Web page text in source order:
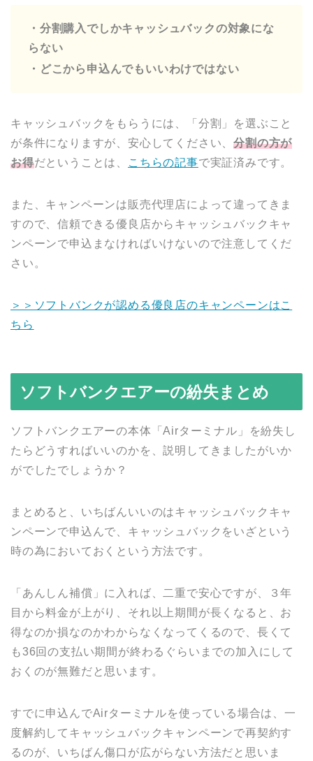
・分割購入でしかキャッシュバックの対象にな
らない
・どこから申込んでもいいわけではない
キャッシュバックをもらうには、「分割」を選ぶこと
が条件になりますが、安心してください、分割の方が
お得だということは、 こちらの記事で実証済みです。
また、キャンペーンは販売代理店によって違ってきま
すので、信頼できる優良店からキャッシュバックキャ
ンペーンで申込まなければいけないので注意してくだ
さい。
＞＞ソフトバンクが認める優良店のキャンペーンはこ
ちら
ソフトバンクエアーの紛失まとめ
ソフトバンクエアーの本体「Airターミナル」を紛失し
たらどうすればいいのかを、説明してきましたがいか
がでしたでしょうか？
まとめると、いちばんいいのはキャッシュバックキャ
ンペーンで申込んで、キャッシュバックをいざという
時の為においておくという方法です。
「あんしん補償」に入れば、二重で安心ですが、３年
目から料金が上がり、それ以上期間が長くなると、お
得なのか損なのかわからなくなってくるので、長くて
も36回の支払い期間が終わるぐらいまでの加入にして
おくのが無難だと思います。
すでに申込んでAirターミナルを使っている場合は、一
度解約してキャッシュバックキャンペーンで再契約す
るのが、いちばん傷口が広がらない方法だと思いま